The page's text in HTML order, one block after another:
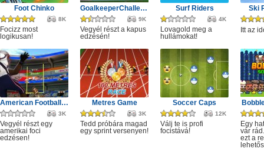
Foot Chinko
8K
Focizz most
logikusan!
GoalkeeperChallenge
9K
Vegyél részt a kapus
edzésén!
Surf Riders
4K
Lovagold meg a
hullámokat!
Ski
Itt az
American Football Kick
3K
Vegyél részt egy
amerikai foci
edzésen!
Metres Game
3K
Tedd próbára magad
egy sprint versenyen!
Soccer Caps
12K
Válj te is profi
focistává!
Egy
vár
ezt a